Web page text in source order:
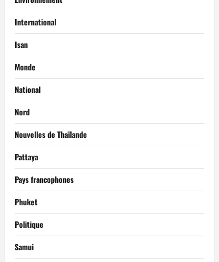
International
Isan
Monde
National
Nord
Nouvelles de Thaïlande
Pattaya
Pays francophones
Phuket
Politique
Samui